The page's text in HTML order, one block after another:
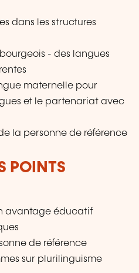
dans les structures
- des langues
maternelle pour
et le partenariat avec
la personne de référence
POINTS
avantage éducatif
de référence
sur plurilinguisme